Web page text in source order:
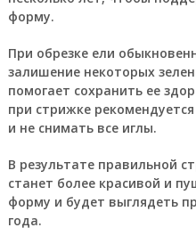
форму.
При обрезке ели
залишение некоторых
помогает сохранить ее
при стрижке
и не снимать все иглы.
В результате правильной
станет более красивой и
форму и будет выглядеть
года.